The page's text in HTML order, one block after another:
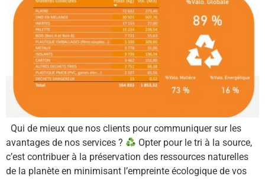
Qui de mieux que nos clients pour communiquer sur les
avantages de nos services ?
Opter pour le tri à la source,
c’est contribuer à la préservation des ressources naturelles
de la planète en minimisant l’empreinte écologique de vos